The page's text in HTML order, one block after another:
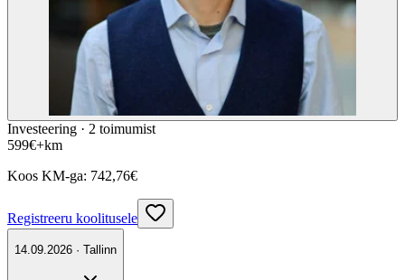
Investeering · 2 toimumist
599€+km
Koos KM-ga: 742,76€
Registreeru koolitusele
14.09.2026 · Tallinn